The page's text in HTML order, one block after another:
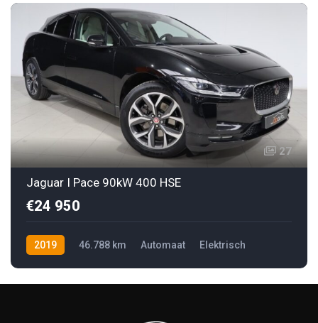
27
Jaguar I Pace 90kW 400 HSE
€24 950
2019 46.788 km Automaat Elektrisch